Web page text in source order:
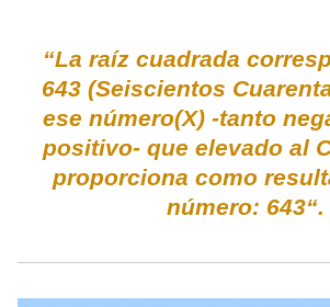
“La raíz cuadrada
643 (Seiscientos
ese número(X) -tanto
positivo- que elevado al
proporciona como
número: 643“.